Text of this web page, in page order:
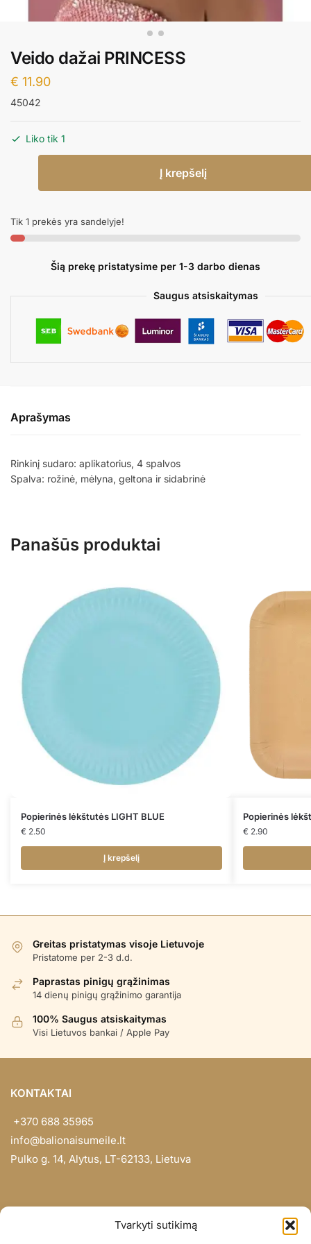
Tvarkyti sutikimą
Veido dažai PRINCESS
€ 11.90
45042
Liko tik 1
PRINCESS
Į krepšelį
Tik 1 prekės yra sandelyje!
Šią prekę pristatysime per 1-3 darbo dienas
Saugus atsiskaitymas
Aprašymas
Rinkinį sudaro: aplikatorius, 4 spalvos
Spalva: rožinė, mėlyna, geltona ir sidabrinė
Panašūs produktai
Popierinės lėkštutės LIGHT BLUE
€ 2.50
Į krepšelį
Popierinės
€ 2.90
Greitas pristatymas visoje Lietuvoje
Pristatome per 2-3 d.d.
Paprastas pinigų grąžinimas
14 dienų pinigų grąžinimo garantija
100% Saugus atsiskaitymas
Visi Lietuvos bankai / Apple Pay
KONTAKTAI
+370 688 35965
info@balionaisumeile.lt
Pulko g. 14, Alytus, LT-62133, Lietuva